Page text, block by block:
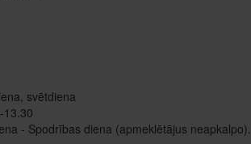
svētdiena
13.30
- Spodrības diena (apmeklētājus neapkalpo).